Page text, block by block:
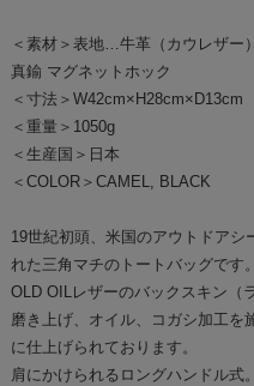
＜素材＞表地…牛革（カウレザー
真鍮 マグネットホック
＜寸法＞W42cm×H28cm×D13cm
＜重量＞1050g
＜生産国＞日本
＜COLOR＞CAMEL, BLACK
19世紀初頭、米国のアウトドアシ
れた三角マチのトートバッグです。
OLD OILレザーのバックスキン（
磨き上げ、オイル、コガシ加工を
に仕上げられております。
肩にかけられるロングハンドル